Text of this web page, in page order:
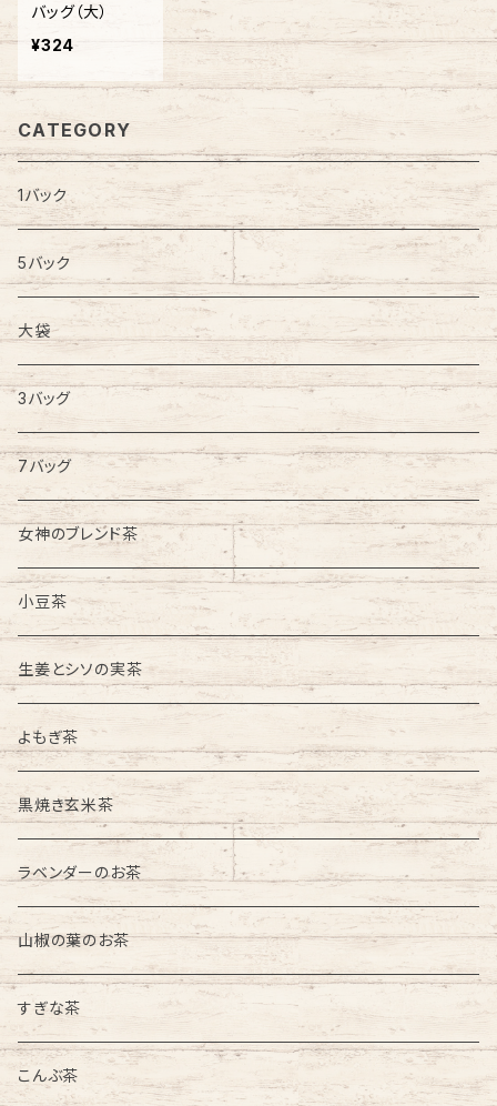
バッグ（大）
¥324
CATEGORY
1バック
5バック
大袋
3バッグ
7バッグ
女神のブレンド茶
小豆茶
生姜とシソの実茶
よもぎ茶
黒焼き玄米茶
ラベンダーのお茶
山椒の葉のお茶
すぎな茶
こんぶ茶